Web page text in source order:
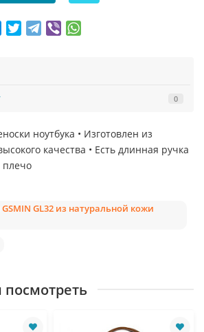
0
ноутбука • Изготовлен из
качества • Есть длинная ручка
GL32 из натуральной кожи